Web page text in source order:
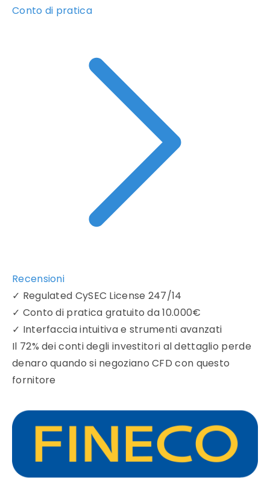
Conto di pratica
Recensioni
✓ Regulated CySEC License 247/14
✓ Conto di pratica gratuito da 10.000€
✓ Interfaccia intuitiva e strumenti avanzati
Il 72% dei conti degli investitori al dettaglio perde
denaro quando si negoziano CFD con questo
fornitore